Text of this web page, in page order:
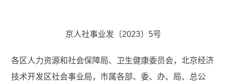
京人社事业发〔2023〕5号
各区人力资源和社会保障局、卫生健康委员会，北京经济
技术开发区社会事业局，市属各部、委、办、局、总公